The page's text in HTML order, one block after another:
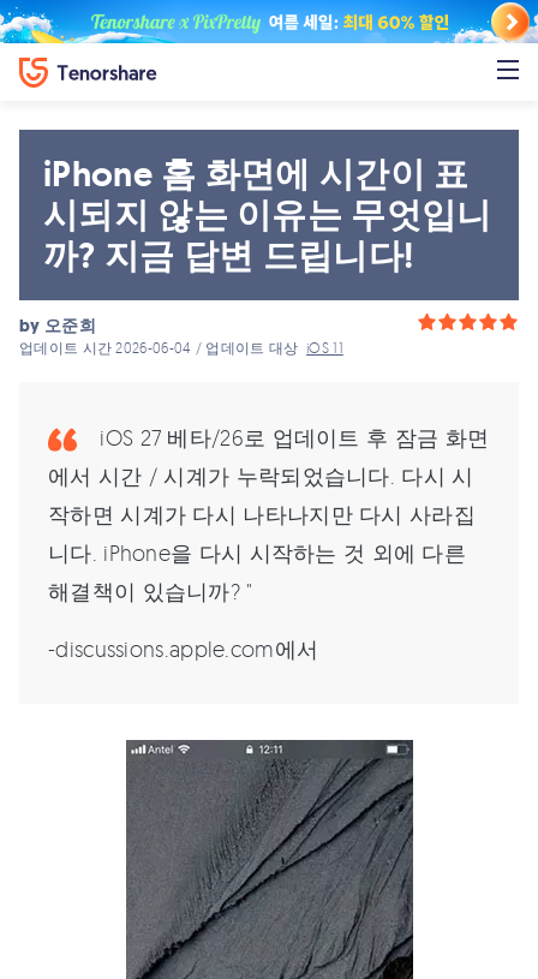
iPhone 홈 화면에 시간이 표
시되지 않는 이유는 무엇입니
까? 지금 답변 드립니다!
by 오준희
업데이트 시간 2026-06-04 / 업데이트 대상iOS 11
iOS 27 베타/26로 업데이트 후 잠금 화면
에서 시간 / 시계가 누락되었습니다. 다시 시
작하면 시계가 다시 나타나지만 다시 사라집
니다. iPhone을 다시 시작하는 것 외에 다른
해결책이 있습니까? "
-discussions.apple.com에서